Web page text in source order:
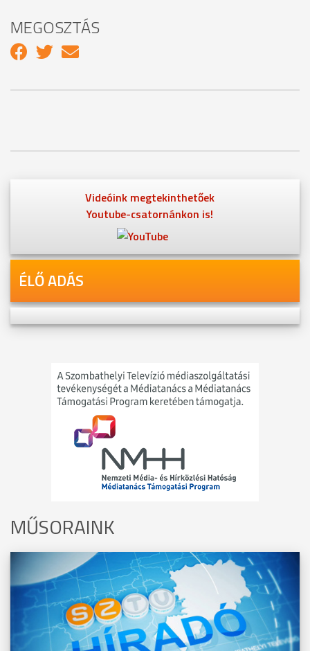
MEGOSZTÁS
Videóink megtekinthetőek
Youtube-csatornánkon is!
ÉLŐ ADÁS
MŰSORAINK